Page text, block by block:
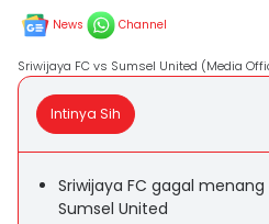
News Channel
Sriwijaya FC vs Sumsel United (Media
Intinya Sih
Sriwijaya FC gagal
Sumsel United